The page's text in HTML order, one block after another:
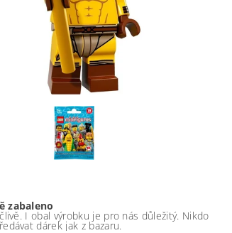
zabaleno
I obal výrobku je pro nás důležitý. Nikdo
dárek jak z bazaru.